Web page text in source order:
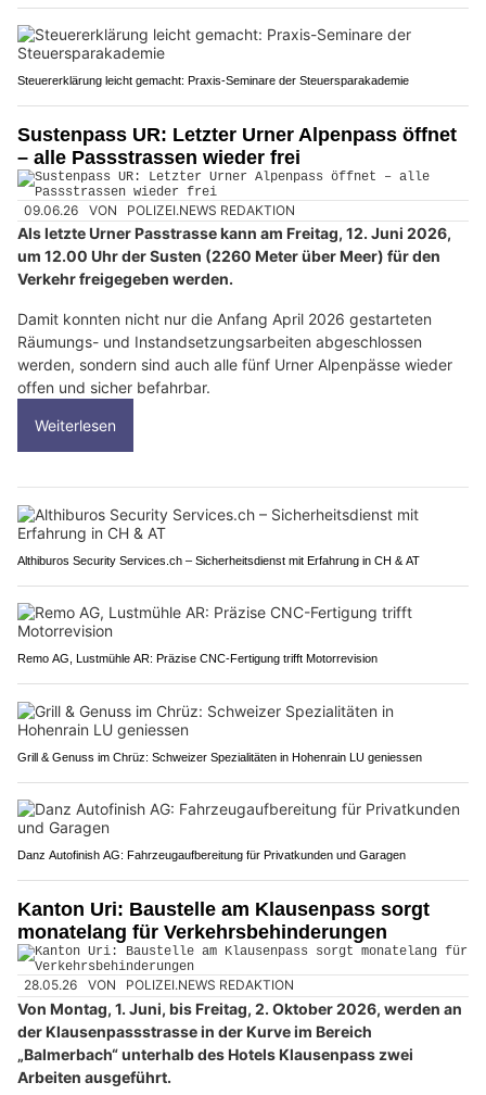
Steuererklärung leicht gemacht: Praxis-Seminare der Steuersparakademie
Sustenpass UR: Letzter Urner Alpenpass öffnet
– alle Passstrassen wieder frei
09.06.26 VON POLIZEI.NEWS REDAKTION
Als letzte Urner Passtrasse kann am Freitag, 12. Juni 2026,
um 12.00 Uhr der Susten (2260 Meter über Meer) für den
Verkehr freigegeben werden.
Damit konnten nicht nur die Anfang April 2026 gestarteten
Räumungs- und Instandsetzungsarbeiten abgeschlossen
werden, sondern sind auch alle fünf Urner Alpenpässe wieder
offen und sicher befahrbar.
Weiterlesen
Althiburos Security Services.ch – Sicherheitsdienst mit Erfahrung in CH & AT
Remo AG, Lustmühle AR: Präzise CNC-Fertigung trifft Motorrevision
Grill & Genuss im Chrüz: Schweizer Spezialitäten in Hohenrain LU geniessen
Danz Autofinish AG: Fahrzeugaufbereitung für Privatkunden und Garagen
Kanton Uri: Baustelle am Klausenpass sorgt
monatelang für Verkehrsbehinderungen
28.05.26 VON POLIZEI.NEWS REDAKTION
Von Montag, 1. Juni, bis Freitag, 2. Oktober 2026, werden an
der Klausenpassstrasse in der Kurve im Bereich
„Balmerbach“ unterhalb des Hotels Klausenpass zwei
Arbeiten ausgeführt.